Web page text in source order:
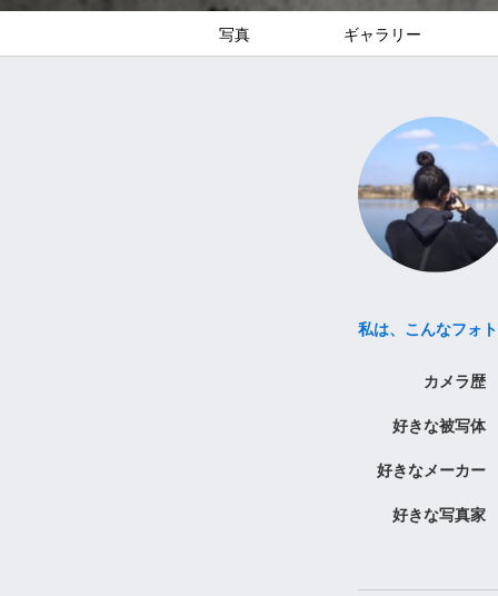
写真 ギャラリー
私は、こんなフォ
カメラ歴
好きな被写体
好きなメーカー
好きな写真家